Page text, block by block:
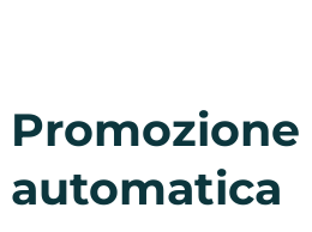
Promozione
automatica